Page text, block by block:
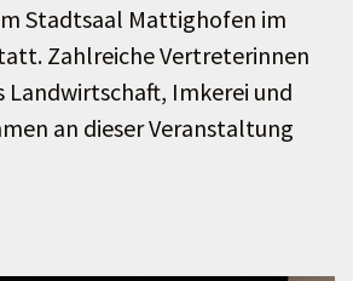
Stadtsaal Mattighofen im
Zahlreiche Vertreterinnen
Landwirtschaft, Imkerei und
an dieser Veranstaltung